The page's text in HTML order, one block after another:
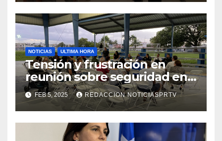
NOTICIAS ULTIMA HORA
Tensión y frustración en
reunión sobre seguridad en
Reparto Metropolitano
FEB 5, 2025 REDACCION NOTICIASPRTV